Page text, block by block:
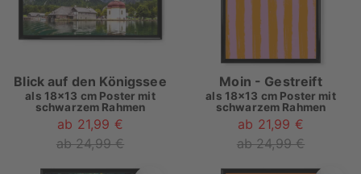
Blick auf den Königssee
als 18x13 cm Poster mit
schwarzem Rahmen
ab 21,99 €
ab 24,99 €
Moin - Gestreift
als 18x13 cm Poster mit
schwarzem Rahmen
ab 21,99 €
ab 24,99 €